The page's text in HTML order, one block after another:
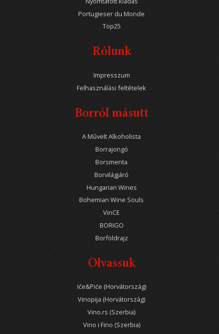
Portugieser du Monde
Top25
Rólunk
Impresszum
Felhasználási feltételek
Borról másutt
A Művelt Alkoholista
Borrajongó
Borsmenta
Borvilágjáró
Hungarian Wines
Bohemian Wine Souls
VinCE
BORIGO
Borföldrajz
Olvassuk
Iće&Piće (Horvátország)
Vinopija (Horvátország)
Vino.rs (Szerbia)
Vino i Fino (Szerbia)